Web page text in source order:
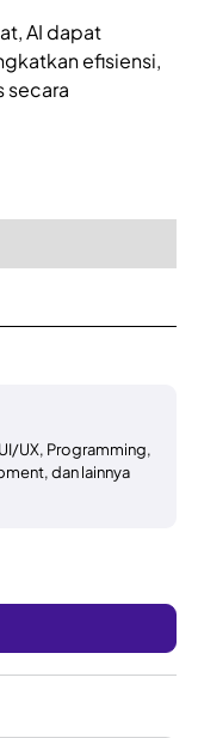
AI dapat
efisiensi,
secara
UX, Programming,
dan lainnya